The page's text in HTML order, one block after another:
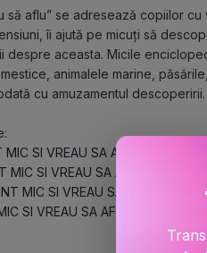
să aflu” se adresează copiilor cu
îi ajută pe micuți să
despre aceasta. Micile
animalele marine,
cu amuzamentul descoperirii.
SI VREAU SA AFLU ED.A 2-A
MIC SI VREAU SA AFLU
MIC SI VREAU SA AFLU
SI VREAU SA AFLU